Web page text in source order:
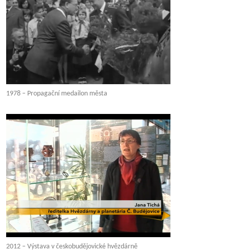
1978 – Propagační medailon města
2012 – Výstava v českobudějovické hvězdárně